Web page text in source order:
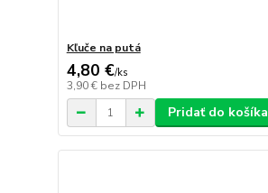
Kľuče na putá
4,80 €/ks
3,90 € bez DPH
Pridať do košíka